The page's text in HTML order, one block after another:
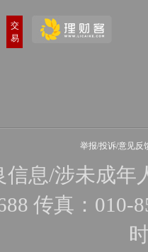
交
易
举报/投诉/意见反
息/涉未成年
传真：010-